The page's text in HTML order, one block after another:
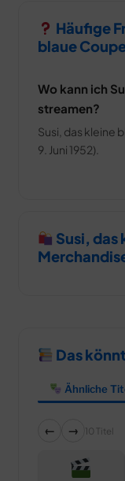
Häufige
blaue
Wo kann ich
streamen?
Susi, das kleine
9. Juni 1952).
Susi, das
Das
Ähnliche
← → 10 Titel